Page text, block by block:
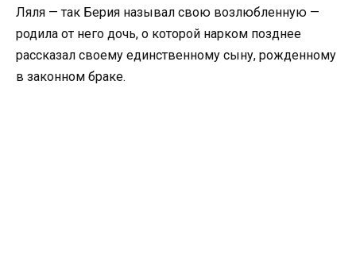
Ляля — так Берия называл свою возлюбленную —
родила от него дочь, о которой нарком позднее
рассказал своему единственному сыну, рожденному
в законном браке.